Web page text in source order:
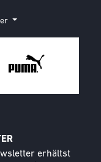
erhältst